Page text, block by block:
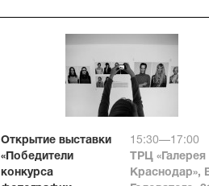
Открытие выставки
«Победители
конкурса
15:30—17:00
ТРЦ «Галерея
Краснодар»,